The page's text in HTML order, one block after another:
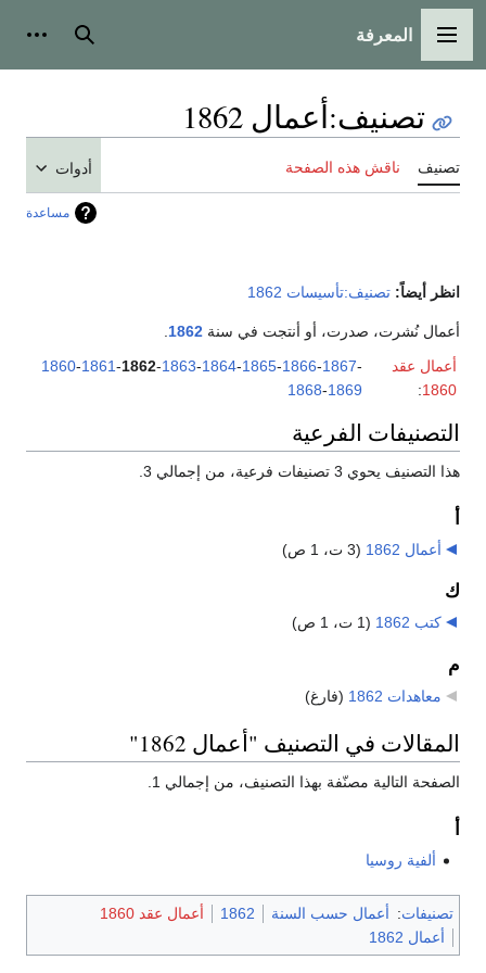
القائمة الرئيسية
المعرفة بحث
تصنيف:أعمال 1862
تصنيف ناقش هذه الصفحة أدوات
مساعدة
انظر أيضاً: تصنيف:تأسيسات 1862
أعمال نُشرت، صدرت، أو أنتجت في سنة 1862
أعمال عقد
1860
:
1860-1861-1862-1863-1864-1865-1866-1867-
1868-1869
التصنيفات الفرعية
هذا التصنيف يحوي 3 تصنيفات فرعية، من إجمالي 3.
أعمال 1862 (3 ت، 1 ص)
ك
كتب 1862 (1 ت، 1 ص)
م
معاهدات 1862 (فارغ)
المقالات في التصنيف "أعمال 1862"
الصفحة التالية مصنّفة بهذا التصنيف، من إجمالي 1.
ألفية روسيا
تصنيفات: أعمال حسب السنة 1862
أعمال عقد 1860
أعمال 1862